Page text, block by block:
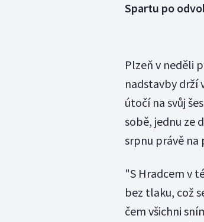
Spartu po
Plzeň v neděli
nadstavby drží
útočí na svůj
sobě, jednu ze
srpnu právě na
"S Hradcem v
bez tlaku, což
čem všichni